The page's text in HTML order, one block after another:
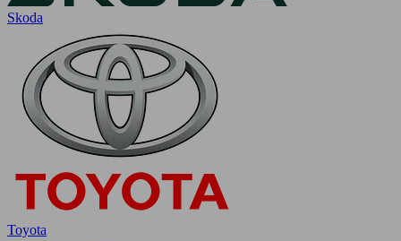
Skoda
Toyota